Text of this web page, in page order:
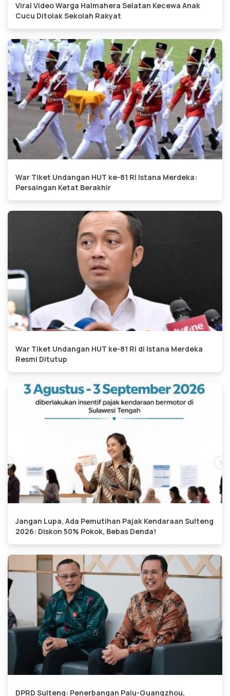
Viral Video Warga Halmahera Selatan Kecewa Anak
Cucu Ditolak Sekolah Rakyat
War Tiket Undangan HUT ke-81 RI Istana Merdeka:
Persaingan Ketat Berakhir
War Tiket Undangan HUT ke-81 RI di Istana Merdeka
Resmi Ditutup
Jangan Lupa, Ada Pemutihan Pajak Kendaraan Sulteng
2026: Diskon 50% Pokok, Bebas Denda!
DPRD Sulteng: Penerbangan Palu-Guangzhou,